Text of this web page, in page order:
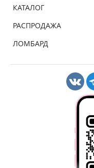
КАТАЛОГ
РАСПРОДАЖА
ЛОМБАРД